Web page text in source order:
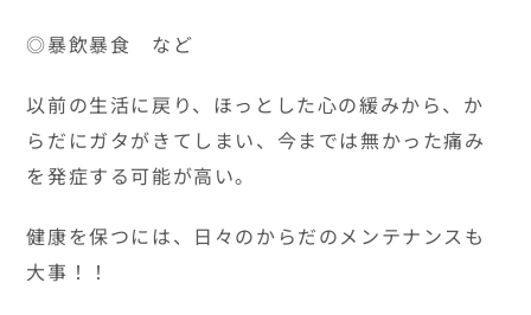
◎暴飲暴食 など
以前の生活に戻り、ほっとした心の緩みから、か
らだにガタがきてしまい、今までは無かった痛み
を発症する可能が高い。
健康を保つには、日々のからだのメンテナンスも
大事！！